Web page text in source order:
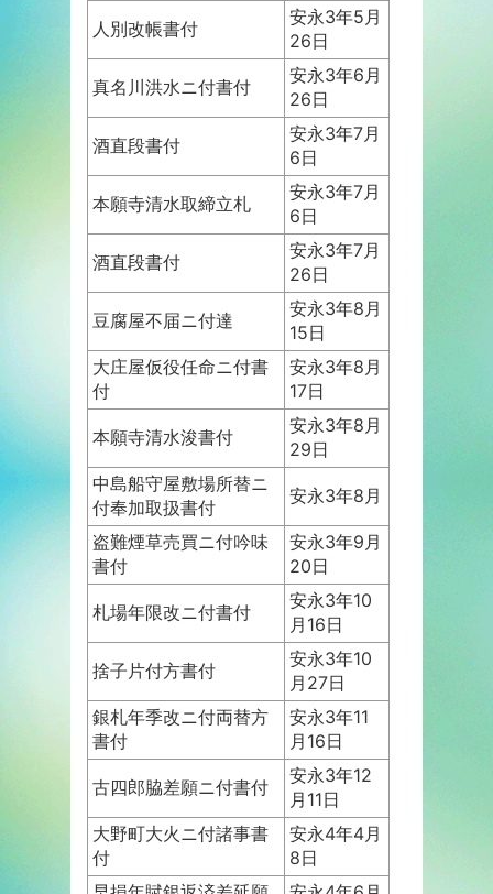
人別改帳書付
安永3年5月
26日
真名川洪水ニ付書付
安永3年6月
26日
酒直段書付
安永3年7月
6日
本願寺清水取締立札
安永3年7月
6日
酒直段書付
安永3年7月
26日
豆腐屋不届ニ付達
安永3年8月
15日
大庄屋仮役任命ニ付書
付
安永3年8月
17日
本願寺清水浚書付
安永3年8月
29日
中島船守屋敷場所替ニ
付奉加取扱書付
安永3年8月
盗難煙草売買ニ付吟味
書付
安永3年9月
20日
札場年限改ニ付書付
安永3年10
月16日
捨子片付方書付
安永3年10
月27日
銀札年季改ニ付両替方
書付
安永3年11
月16日
古四郎脇差願ニ付書付
安永3年12
月11日
大野町大火ニ付諸事書
付
安永4年4月
8日